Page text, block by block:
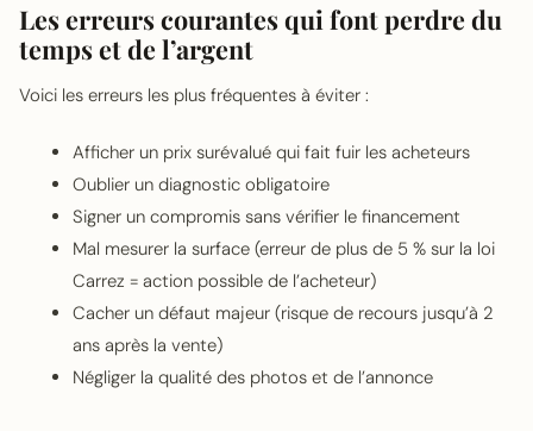
Les erreurs courantes qui font perdre du
temps et de l’argent
Voici les erreurs les plus fréquentes à éviter :
Afficher un prix surévalué qui fait fuir les acheteurs
Oublier un diagnostic obligatoire
Signer un compromis sans vérifier le financement
Mal mesurer la surface (erreur de plus de 5 % sur la loi
Carrez = action possible de l’acheteur)
Cacher un défaut majeur (risque de recours jusqu’à 2
ans après la vente)
Négliger la qualité des photos et de l’annonce